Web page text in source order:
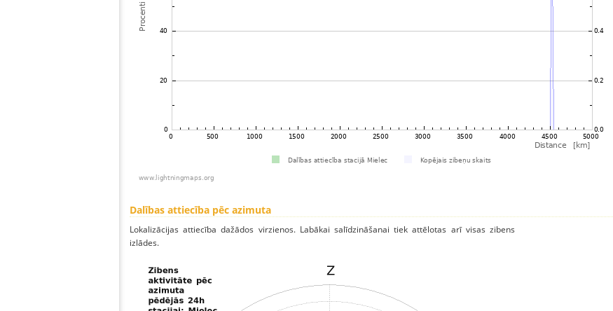
Dalības attiecība pēc azimuta
Lokalizācijas attiecība dažādos virzienos. Labākai salīdzināšanai tiek attēlotas arī visas zibens
izlādes.